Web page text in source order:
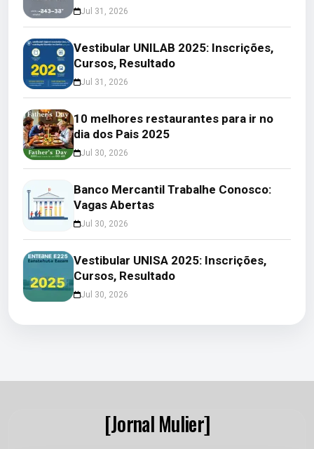
Jul 31, 2026
Vestibular UNILAB 2025: Inscrições,
Cursos, Resultado
Jul 31, 2026
10 melhores restaurantes para ir no
dia dos Pais 2025
Jul 30, 2026
Banco Mercantil Trabalhe Conosco:
Vagas Abertas
Jul 30, 2026
Vestibular UNISA 2025: Inscrições,
Cursos, Resultado
Jul 30, 2026
[Jornal Mulier]